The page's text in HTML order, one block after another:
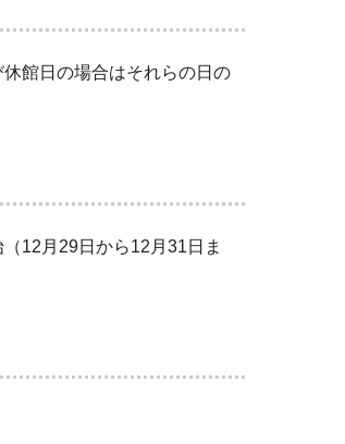
館日の場合はそれらの日の
12月31日ま